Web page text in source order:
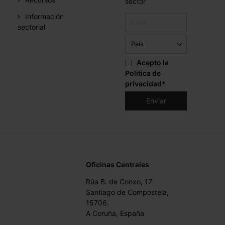
Información
sectorial
Acepto la
Politica de
privacidad*
Oficinas Centrales
Rúa B. de Conxo, 17
Santiago de Compostela,
15706.
A Coruña, España